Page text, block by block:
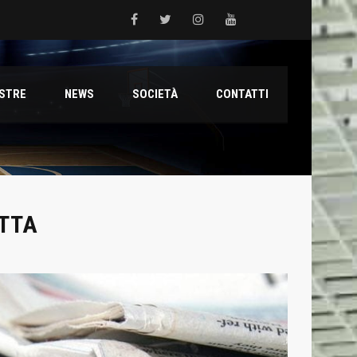
del Grifone nel territorio
Reyer
NEWS SOCIETÀ CONTATTI